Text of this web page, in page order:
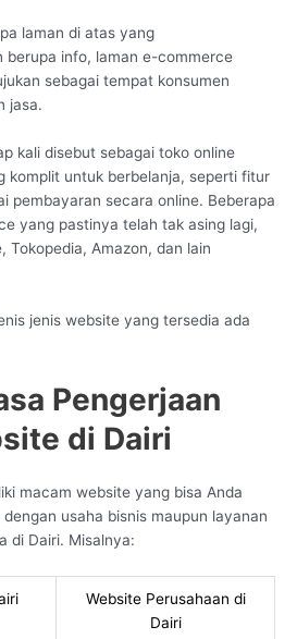
laman di atas yang
berupa info, laman e-commerce
sebagai tempat konsumen
jasa.
kali disebut sebagai toko online
komplit untuk berbelanja, seperti fitur
pembayaran secara online. Beberapa
yang pastinya telah tak asing lagi,
Tokopedia, Amazon, dan lain
jenis website yang tersedia ada
Pengerjaan
di Dairi
macam website yang bisa Anda
usaha bisnis maupun layanan
di Dairi. Misalnya:
Website Perusahaan di
Dairi